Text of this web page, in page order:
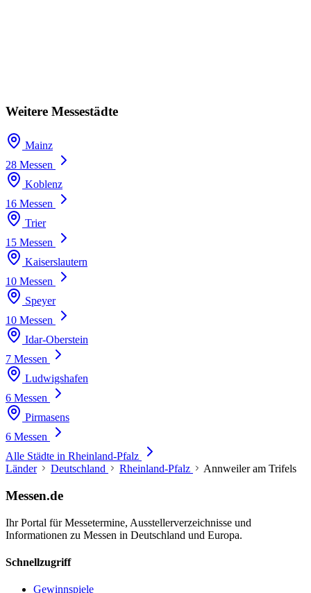
Weitere Messestädte
Mainz
28 Messen
Koblenz
16 Messen
Trier
15 Messen
Kaiserslautern
10 Messen
Speyer
10 Messen
Idar-Oberstein
7 Messen
Ludwigshafen
6 Messen
Pirmasens
6 Messen
Alle Städte in Rheinland-Pfalz
Länder
Deutschland Rheinland-Pfalz Annweiler am Trifels
Messen.de
Ihr Portal für Messetermine, Ausstellerverzeichnisse und
Informationen zu Messen in Deutschland und Europa.
Schnellzugriff
Gewinnspiele